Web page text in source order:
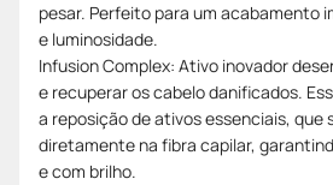
pesar. Perfeito para um acabamento
e luminosidade.
Infusion Complex: Ativo inovador
e recuperar os cabelo danificados.
a reposição de ativos essenciais, que
diretamente na fibra capilar,
e com brilho.